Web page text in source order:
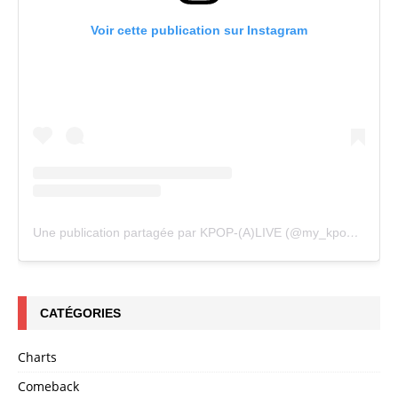
Voir cette publication sur Instagram
Une publication partagée par KPOP-(A)LIVE (@my_kpopalive)
CATÉGORIES
Charts
Comeback